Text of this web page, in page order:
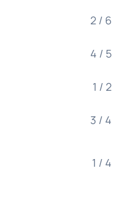
2 / 6
4 / 5
1 / 2
3 / 4
1 / 4